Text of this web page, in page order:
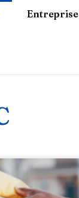
Entreprise